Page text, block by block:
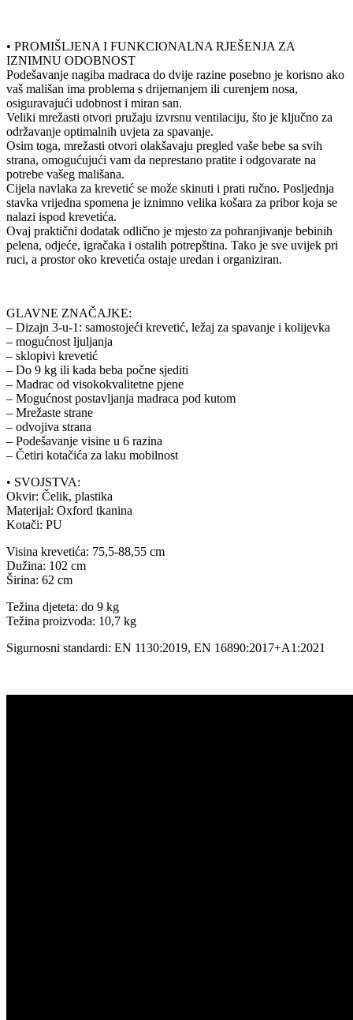
• PROMIŠLJENA I FUNKCIONALNA RJEŠENJA ZA
IZNIMNU ODOBNOST
Podešavanje nagiba madraca do dvije razine posebno je korisno ako
vaš mališan ima problema s drijemanjem ili curenjem nosa,
osiguravajući udobnost i miran san.
Veliki mrežasti otvori pružaju izvrsnu ventilaciju, što je ključno za
održavanje optimalnih uvjeta za spavanje.
Osim toga, mrežasti otvori olakšavaju pregled vaše bebe sa svih
strana, omogućujući vam da neprestano pratite i odgovarate na
potrebe vašeg mališana.
Cijela navlaka za krevetić se može skinuti i prati ručno. Posljednja
stavka vrijedna spomena je iznimno velika košara za pribor koja se
nalazi ispod krevetića.
Ovaj praktični dodatak odlično je mjesto za pohranjivanje bebinih
pelena, odjeće, igračaka i ostalih potrepština. Tako je sve uvijek pri
ruci, a prostor oko krevetića ostaje uredan i organiziran.
GLAVNE ZNAČAJKE:
– Dizajn 3-u-1: samostojeći krevetić, ležaj za spavanje i kolijevka
– mogućnost ljuljanja
– sklopivi krevetić
– Do 9 kg ili kada beba počne sjediti
– Madrac od visokokvalitetne pjene
– Mogućnost postavljanja madraca pod kutom
– Mrežaste strane
– odvojiva strana
– Podešavanje visine u 6 razina
– Četiri kotačića za laku mobilnost
• SVOJSTVA:
Okvir: Čelik, plastika
Materijal: Oxford tkanina
Kotači: PU
Visina krevetića: 75,5-88,55 cm
Dužina: 102 cm
Širina: 62 cm
Težina djeteta: do 9 kg
Težina proizvoda: 10,7 kg
Sigurnosni standardi: EN 1130:2019, EN 16890:2017+A1:2021